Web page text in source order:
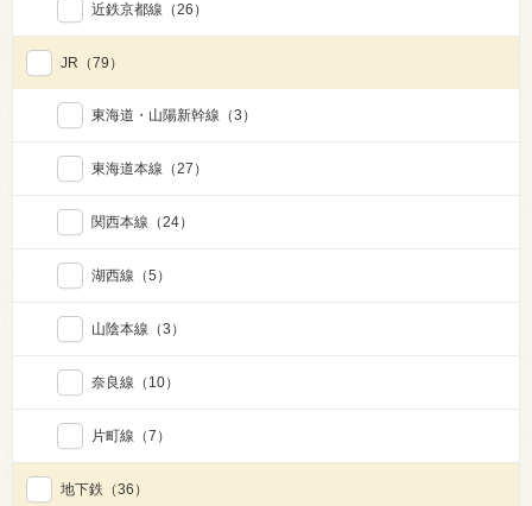
近鉄京都線 （26）
JR （79）
東海道・山陽新幹線 （3）
東海道本線 （27）
関西本線 （24）
湖西線 （5）
山陰本線 （3）
奈良線 （10）
片町線 （7）
地下鉄 （36）